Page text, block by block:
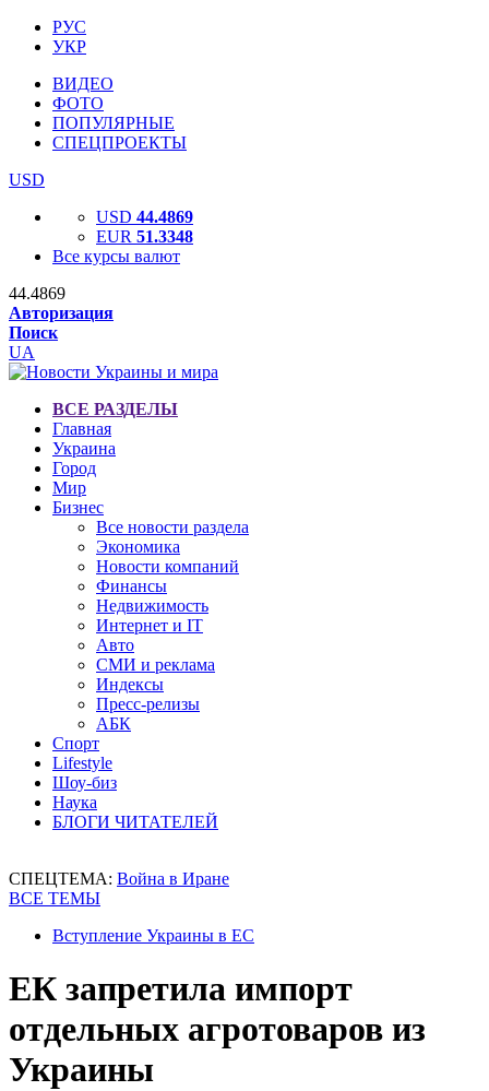
РУС
УКР
ВИДЕО
ФОТО
ПОПУЛЯРНЫЕ
СПЕЦПРОЕКТЫ
USD
USD 44.4869
EUR 51.3348
Все курсы валют
44.4869
Авторизация
Поиск
UA
ВСЕ РАЗДЕЛЫ
Главная
Украина
Город
Мир
Бизнес
Все новости раздела
Экономика
Новости компаний
Финансы
Недвижимость
Интернет и IT
Авто
СМИ и реклама
Индексы
Пресс-релизы
АБК
Спорт
Lifestyle
Шоу-биз
Наука
БЛОГИ ЧИТАТЕЛЕЙ
СПЕЦТЕМА: Война в Иране
ВСЕ ТЕМЫ
Вступление Украины в ЕС
ЕК запретила импорт
отдельных агротоваров из
Украины